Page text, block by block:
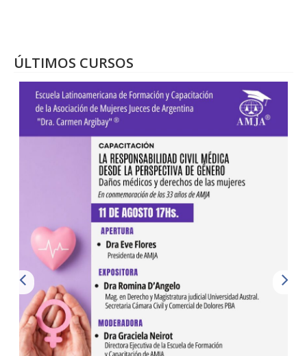
ÚLTIMOS CURSOS